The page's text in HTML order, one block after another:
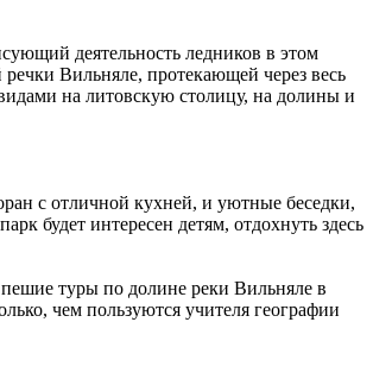
деятельность ледников в этом
Вильняле, протекающей через весь
на литовскую столицу, на долины и
с отличной кухней, и уютные беседки,
будет интересен детям, отдохнуть здесь
пешие туры по долине реки Вильняле в
чем пользуются учителя географии